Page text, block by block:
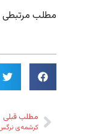
مطلب
مطلب قبلی
کرشمه‌ی